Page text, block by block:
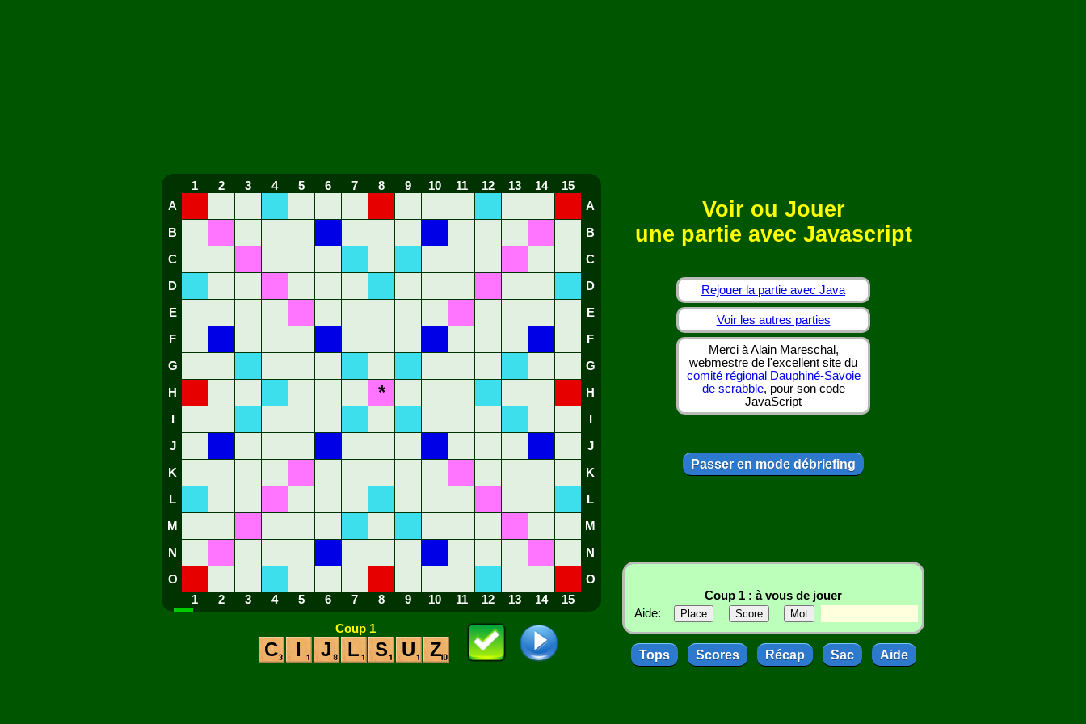
1 2 3 4 5 6 7 8 9 10 11 12 13 14
15
A
A
B B
C C
D D
E E
F F
G G
H * H
J J
K K
L L
M M
N N
O
O
1
2 3 4 5 6 7 8 9 10 11 12 13 14 15
Coup 1
C I J L S U Z
Voir ou Jouer
une partie avec Javascript
Rejouer la partie avec Java
Voir les autres parties
Merci à Alain Mareschal,
webmestre de l'excellent site du
comité régional Dauphiné-Savoie
de scrabble, pour son code
JavaScript
Passer en mode débriefing
Coup 1 : à vous de jouer
Aide:
Tops Scores Récap Sac Aide